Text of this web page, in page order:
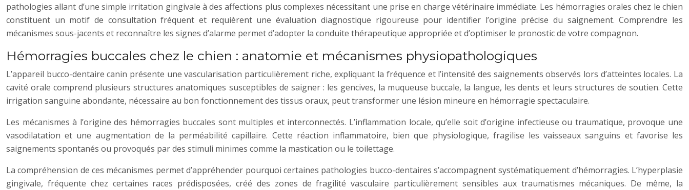
pathologies allant d’une simple irritation gingivale à des affections plus complexes nécessitant une prise en charge vétérinaire immédiate. Les hémorragies orales chez le chien
constituent un motif de consultation fréquent et requièrent une évaluation diagnostique rigoureuse pour identifier l’origine précise du saignement. Comprendre les
mécanismes sous-jacents et reconnaître les signes d’alarme permet d’adopter la conduite thérapeutique appropriée et d’optimiser le pronostic de votre compagnon.
Hémorragies buccales chez le chien : anatomie et mécanismes physiopathologiques
L’appareil bucco-dentaire canin présente une vascularisation particulièrement riche, expliquant la fréquence et l’intensité des saignements observés lors d’atteintes locales. La
cavité orale comprend plusieurs structures anatomiques susceptibles de saigner : les gencives, la muqueuse buccale, la langue, les dents et leurs structures de soutien. Cette
irrigation sanguine abondante, nécessaire au bon fonctionnement des tissus oraux, peut transformer une lésion mineure en hémorragie spectaculaire.
Les mécanismes à l’origine des hémorragies buccales sont multiples et interconnectés. L’inflammation locale, qu’elle soit d’origine infectieuse ou traumatique, provoque une
vasodilatation et une augmentation de la perméabilité capillaire. Cette réaction inflammatoire, bien que physiologique, fragilise les vaisseaux sanguins et favorise les
saignements spontanés ou provoqués par des stimuli minimes comme la mastication ou le toilettage.
La compréhension de ces mécanismes permet d’appréhender pourquoi certaines pathologies bucco-dentaires s’accompagnent systématiquement d’hémorragies. L’hyperplasie
gingivale, fréquente chez certaines races prédisposées, créé des zones de fragilité vasculaire particulièrement sensibles aux traumatismes mécaniques. De même, la